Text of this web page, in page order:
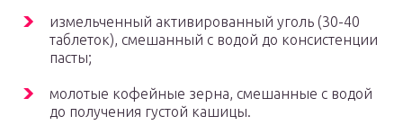
измельченный активированный уголь (30-40
таблеток), смешанный с водой до консистенции
пасты;
молотые кофейные зерна, смешанные с водой
до получения густой кашицы.